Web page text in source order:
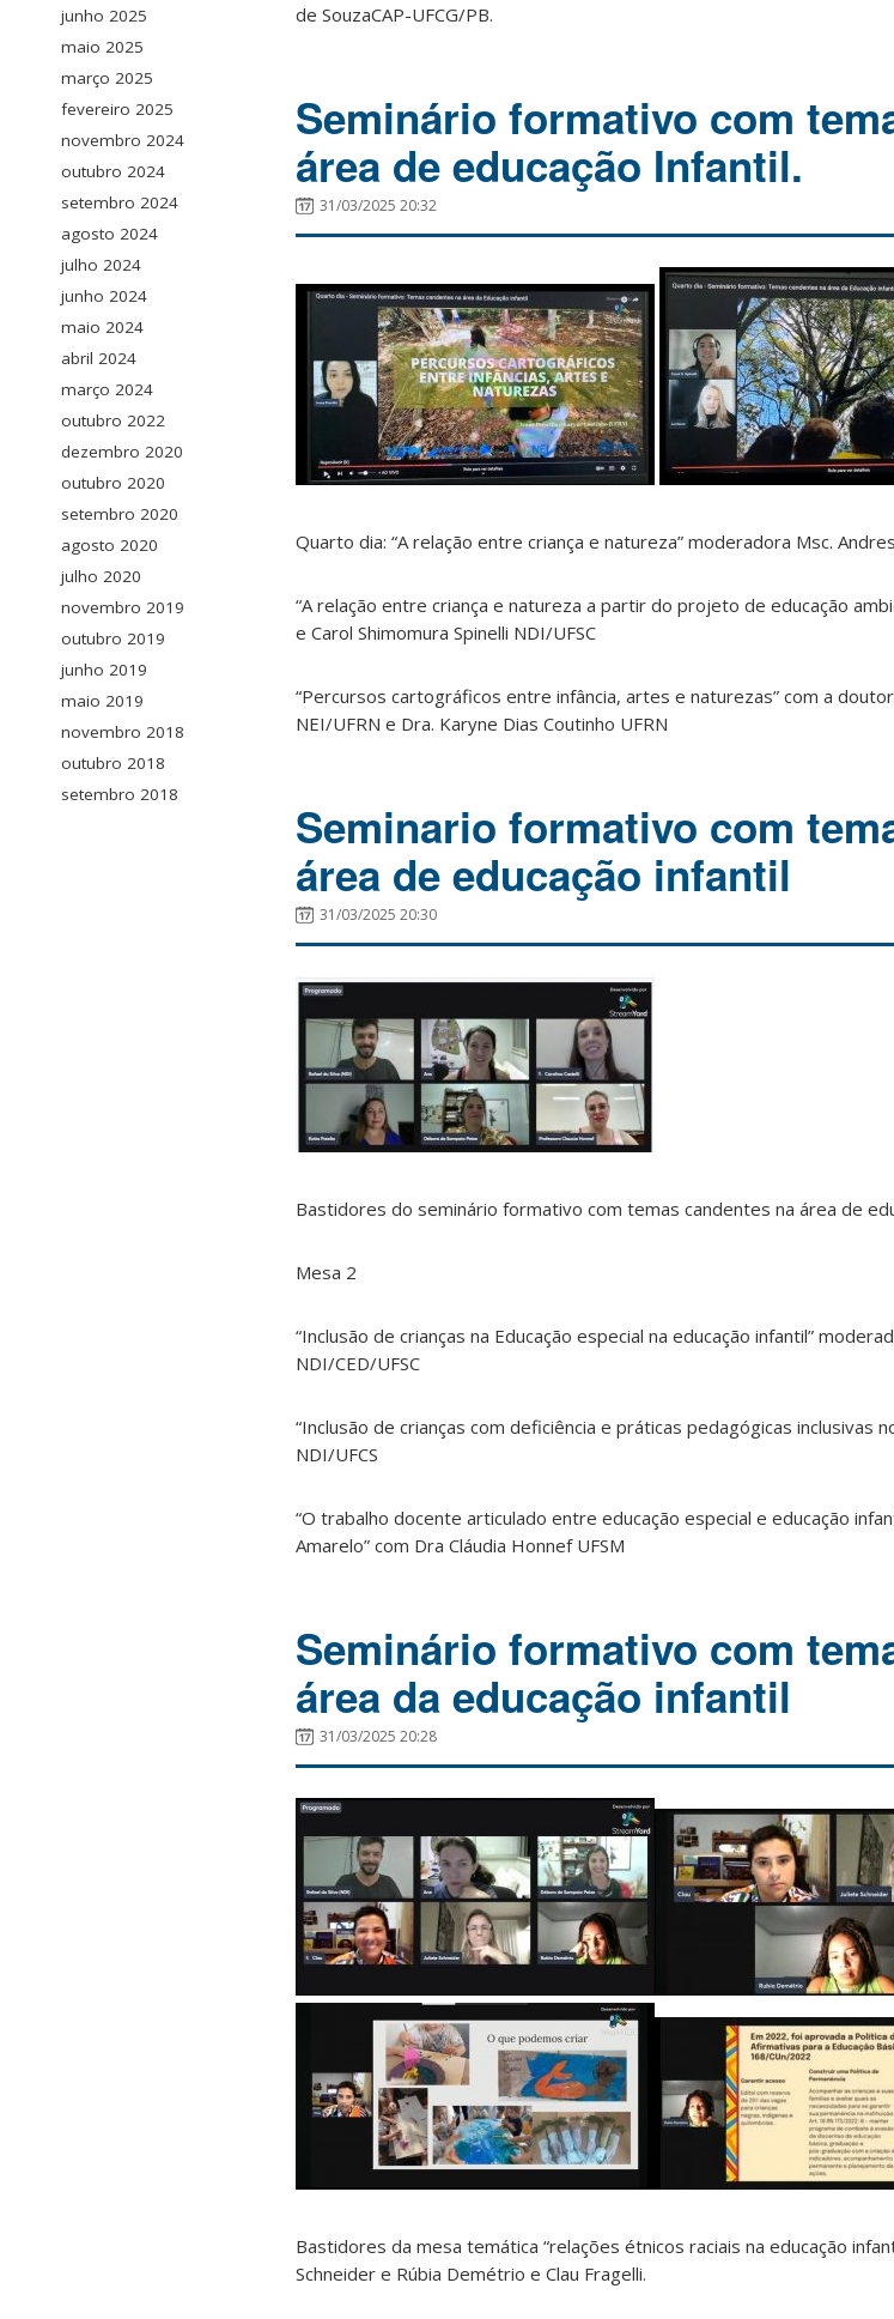
junho 2025
maio 2025
março 2025
fevereiro 2025
novembro 2024
outubro 2024
setembro 2024
agosto 2024
julho 2024
junho 2024
maio 2024
abril 2024
março 2024
outubro 2022
dezembro 2020
outubro 2020
setembro 2020
agosto 2020
julho 2020
novembro 2019
outubro 2019
junho 2019
maio 2019
novembro 2018
outubro 2018
setembro 2018
de SouzaCAP-UFCG/PB.
Seminário formativo com
área de educação Infantil.
31/03/2025 20:32
Quarto dia: “A relação entre criança e natureza” moderadora Msc.
“A relação entre criança e natureza a partir do projeto de educação
e Carol Shimomura Spinelli NDI/UFSC
“Percursos cartográficos entre infância, artes e naturezas” com a
NEI/UFRN e Dra. Karyne Dias Coutinho UFRN
Seminario formativo com
área de educação infantil
31/03/2025 20:30
Bastidores do seminário formativo com temas candentes na área de
Mesa 2
“Inclusão de crianças na Educação especial na educação infantil”
NDI/CED/UFSC
“Inclusão de crianças com deficiência e práticas pedagógicas inclusivas
NDI/UFCS
“O trabalho docente articulado entre educação especial e educação
Amarelo” com Dra Cláudia Honnef UFSM
Seminário formativo com
área da educação infantil
31/03/2025 20:28
Bastidores da mesa temática “relações étnicos raciais na educação
Schneider e Rúbia Demétrio e Clau Fragelli.